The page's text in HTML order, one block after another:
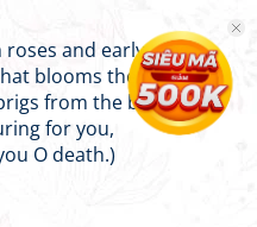
and early lilies,
blooms the first,
from the bushes,
for you,
O death.)